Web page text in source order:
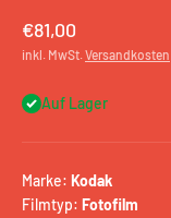
Angebot
€81,00
inkl. MwSt.Versandkosten
Auf Lager
Marke: Kodak
Filmtyp: Fotofilm